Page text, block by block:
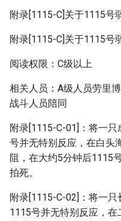
附录[1115-C]关于1115号
附录[1115-C]关于1115号
阅读权限：C级以上
相关人员：A级人员劳里
战斗人员陪同
附录[1115-C-01]：将一
号并无特别反应，在白头
阻，在大约5分钟后1115
拍死。
附录[1115-C-02]：将一只
1115号并无特别反应，